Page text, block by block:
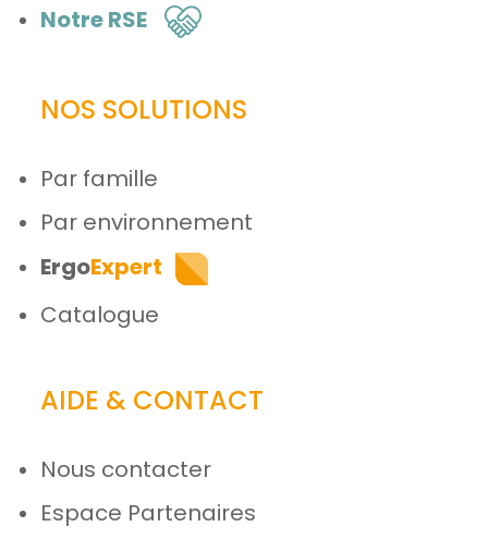
Notre RSE
NOS SOLUTIONS
Par famille
Par environnement
ErgoExpert
Catalogue
AIDE & CONTACT
Nous contacter
Espace Partenaires